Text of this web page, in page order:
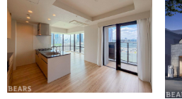
現況 空室
相談
取引形態 売主